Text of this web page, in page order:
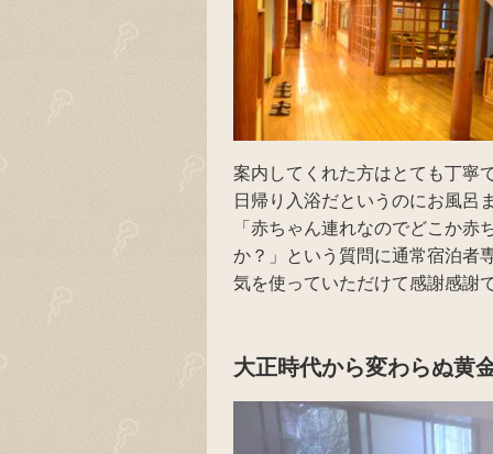
案内してくれた方はとても丁寧
日帰り入浴だというのにお風呂
「赤ちゃん連れなのでどこか
か？」という質問に通常宿泊者
気を使っていただけて感謝感謝
大正時代から変わらぬ黄